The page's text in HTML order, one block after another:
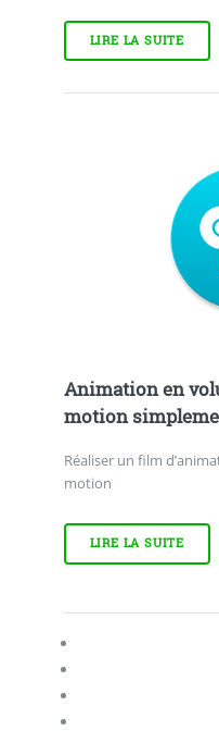
LIRE LA SUITE
Animation en
motion
Réaliser un film
motion
LIRE LA SUITE